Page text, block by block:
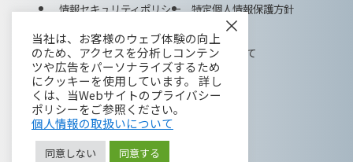
情報セキュリティポリシー
特定個人情報保護方針
特定商取引法に基づく表記
ISMS(ISO27001)認証取得について
×
当社は、お客様のウェブ体験の向上
のため、アクセスを分析しコンテン
ツや広告をパーソナライズするため
にクッキーを使用しています。 詳し
くは、当Webサイトのプライバシー
ポリシーをご参照ください。
個人情報の取扱いについて
同意しない 同意する